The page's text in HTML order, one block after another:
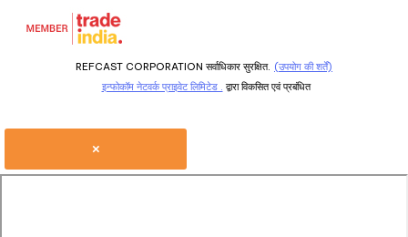
REFCAST CORPORATION सर्वाधिकार सुरक्षित. (उपयोग की शर्तें)
इन्फोकॉम नेटवर्क प्राइवेट लिमिटेड . द्वारा विकसित एवं प्रबंधित
×